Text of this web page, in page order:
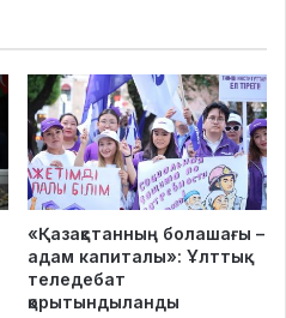
«Қазақстанның болашағы –
адам капиталы»: Ұлттық
теледебат
қорытындыланды